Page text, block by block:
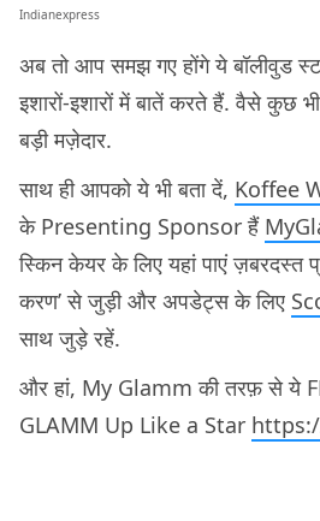
Indianexpress
अब तो आप समझ गए होंगे ये बॉलीवुड
इशारों-इशारों में बातें करते हैं. वैसे कुछ
बड़ी मज़ेदार.
साथ ही आपको ये भी बता दें, Koffee
के Presenting Sponsor हैं
स्किन केयर के लिए यहां पाएं ज़बरदस्त
करण’ से जुड़ी और अपडेट्स के लिए
साथ जुड़े रहें.
और हां, My Glamm की तरफ़ से ये
GLAMM Up Like a Star